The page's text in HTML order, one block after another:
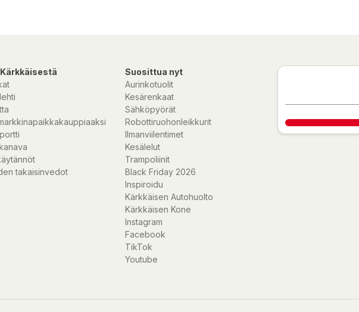
takaisinvedot
Suosittua nyt
Aurinkotuolit
Kesärenkaat
Sähköpyörät
Robottiruohonleikkurit
Ilmanviilentimet
Kesälelut
Trampoliinit
Black Friday 2026
Inspiroidu
Kärkkäisen Autohuolto
Kärkkäisen Kone
Instagram
Facebook
TikTok
Youtube